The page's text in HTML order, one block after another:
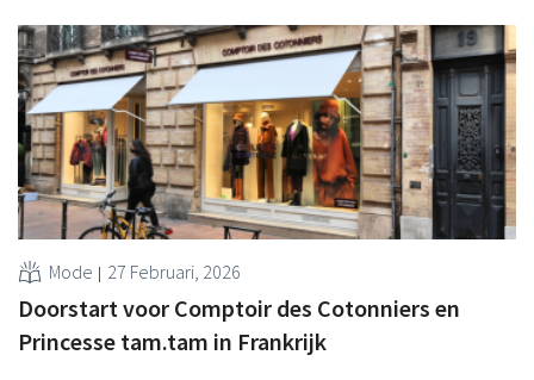
Mode 27 Februari, 2026
Doorstart voor Comptoir des Cotonniers en
Princesse tam.tam in Frankrijk